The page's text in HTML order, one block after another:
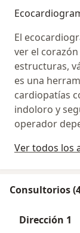
El
ver el
estructuras,
es una
cardiopatías
indoloro y
operador
Ver todos los
Consultorios
Dirección 1